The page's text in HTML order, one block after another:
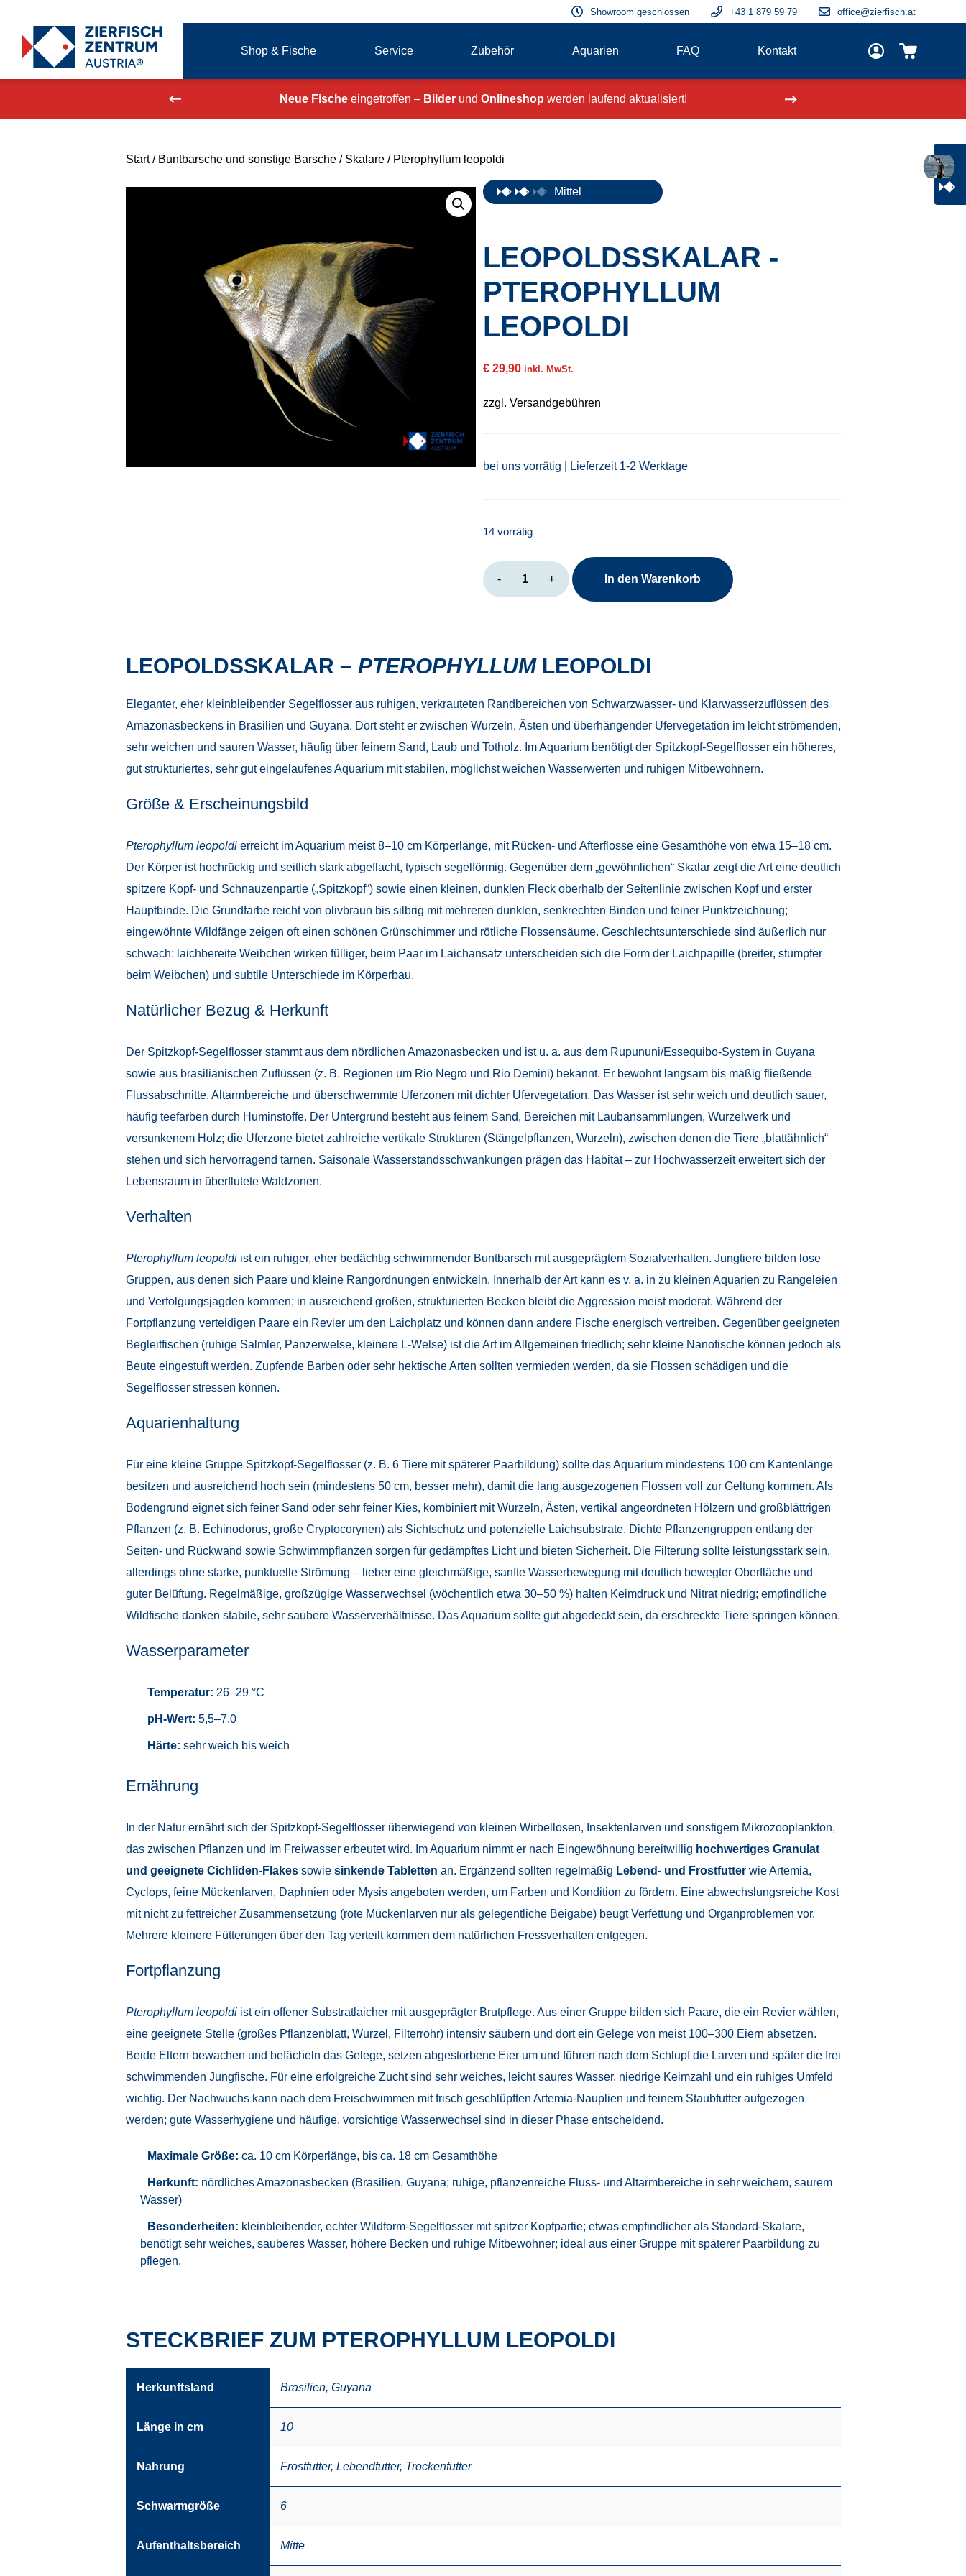
Zierfisch Aquarium Austria
Showroom geschlossen +43 1 879 59 79 office@zierfisch.at
Shop & Fische Service Zubehör Aquarien FAQ Kontakt
Neue Fischeeingetroffen – Bilderund Onlineshop werden laufend aktualisiert!
Start/ Buntbarsche und sonstige Barsche/ Skalare/ Pterophyllum leopoldi
Mittel
LEOPOLDSSKALAR -
PTEROPHYLLUM
LEOPOLDI
€ 29,90 inkl. MwSt.
zzgl. Versandgebühren
bei uns vorrätig | Lieferzeit 1-2 Werktage
14 vorrätig
-
Pterophyllum
leopoldi
+ In den Warenkorb
LEOPOLDSSKALAR – PTEROPHYLLUMLEOPOLDI
Eleganter, eher kleinbleibender Segelflosser aus ruhigen, verkrauteten Randbereichen von Schwarzwasser- und Klarwasserzuflüssen des
Amazonasbeckens in Brasilien und Guyana. Dort steht er zwischen Wurzeln, Ästen und überhängender Ufervegetation im leicht strömenden,
sehr weichen und sauren Wasser, häufig über feinem Sand, Laub und Totholz. Im Aquarium benötigt der Spitzkopf-Segelflosser ein höheres,
gut strukturiertes, sehr gut eingelaufenes Aquarium mit stabilen, möglichst weichen Wasserwerten und ruhigen Mitbewohnern.
Größe & Erscheinungsbild
Pterophyllum leopoldierreicht im Aquarium meist 8–10 cm Körperlänge, mit Rücken- und Afterflosse eine Gesamthöhe von etwa 15–18 cm.
Der Körper ist hochrückig und seitlich stark abgeflacht, typisch segelförmig. Gegenüber dem „gewöhnlichen“ Skalar zeigt die Art eine deutlich
spitzere Kopf- und Schnauzenpartie („Spitzkopf“) sowie einen kleinen, dunklen Fleck oberhalb der Seitenlinie zwischen Kopf und erster
Hauptbinde. Die Grundfarbe reicht von olivbraun bis silbrig mit mehreren dunklen, senkrechten Binden und feiner Punktzeichnung;
eingewöhnte Wildfänge zeigen oft einen schönen Grünschimmer und rötliche Flossensäume. Geschlechtsunterschiede sind äußerlich nur
schwach: laichbereite Weibchen wirken fülliger, beim Paar im Laichansatz unterscheiden sich die Form der Laichpapille (breiter, stumpfer
beim Weibchen) und subtile Unterschiede im Körperbau.
Natürlicher Bezug & Herkunft
Der Spitzkopf-Segelflosser stammt aus dem nördlichen Amazonasbecken und ist u. a. aus dem Rupununi/Essequibo-System in Guyana
sowie aus brasilianischen Zuflüssen (z. B. Regionen um Rio Negro und Rio Demini) bekannt. Er bewohnt langsam bis mäßig fließende
Flussabschnitte, Altarmbereiche und überschwemmte Uferzonen mit dichter Ufervegetation. Das Wasser ist sehr weich und deutlich sauer,
häufig tee­farben durch Huminstoffe. Der Untergrund besteht aus feinem Sand, Bereichen mit Laubansammlungen, Wurzelwerk und
versunkenem Holz; die Uferzone bietet zahlreiche vertikale Strukturen (Stängelpflanzen, Wurzeln), zwischen denen die Tiere „blattähnlich“
stehen und sich hervorragend tarnen. Saisonale Wasserstandsschwankungen prägen das Habitat – zur Hochwasserzeit erweitert sich der
Lebensraum in überflutete Waldzonen.
Verhalten
Pterophyllum leopoldiist ein ruhiger, eher bedächtig schwimmender Buntbarsch mit ausgeprägtem Sozialverhalten. Jungtiere bilden lose
Gruppen, aus denen sich Paare und kleine Rangordnungen entwickeln. Innerhalb der Art kann es v. a. in zu kleinen Aquarien zu Rangeleien
und Verfolgungsjagden kommen; in ausreichend großen, strukturierten Becken bleibt die Aggression meist moderat. Während der
Fortpflanzung verteidigen Paare ein Revier um den Laichplatz und können dann andere Fische energisch vertreiben. Gegenüber geeigneten
Begleitfischen (ruhige Salmler, Panzerwelse, kleinere L-Welse) ist die Art im Allgemeinen friedlich; sehr kleine Nanofische können jedoch als
Beute eingestuft werden. Zupfende Barben oder sehr hektische Arten sollten vermieden werden, da sie Flossen schädigen und die
Segelflosser stressen können.
Aquarienhaltung
Für eine kleine Gruppe Spitzkopf-Segelflosser (z. B. 6 Tiere mit späterer Paarbildung) sollte das Aquarium mindestens 100 cm Kantenlänge
besitzen und ausreichend hoch sein (mindestens 50 cm, besser mehr), damit die lang ausgezogenen Flossen voll zur Geltung kommen. Als
Bodengrund eignet sich feiner Sand oder sehr feiner Kies, kombiniert mit Wurzeln, Ästen, vertikal angeordneten Hölzern und großblättrigen
Pflanzen (z. B. Echinodorus, große Cryptocorynen) als Sichtschutz und potenzielle Laichsubstrate. Dichte Pflanzengruppen entlang der
Seiten- und Rückwand sowie Schwimmpflanzen sorgen für gedämpftes Licht und bieten Sicherheit. Die Filterung sollte leistungsstark sein,
allerdings ohne starke, punktuelle Strömung – lieber eine gleichmäßige, sanfte Wasserbewegung mit deutlich bewegter Oberfläche und
guter Belüftung. Regelmäßige, großzügige Wasserwechsel (wöchentlich etwa 30–50 %) halten Keimdruck und Nitrat niedrig; empfindliche
Wildfische danken stabile, sehr saubere Wasserverhältnisse. Das Aquarium sollte gut abgedeckt sein, da erschreckte Tiere springen können.
Wasserparameter
Temperatur: 26–29 °C
pH-Wert: 5,5–7,0
Härte: sehr weich bis weich
Ernährung
In der Natur ernährt sich der Spitzkopf-Segelflosser überwiegend von kleinen Wirbellosen, Insektenlarven und sonstigem Mikrozooplankton,
das zwischen Pflanzen und im Freiwasser erbeutet wird. Im Aquarium nimmt er nach Eingewöhnung bereitwillig hochwertiges Granulat
und geeignete Cichliden-Flakessowie sinkende Tabletten an. Ergänzend sollten regelmäßig Lebend- und Frostfutterwie Artemia,
Cyclops, feine Mückenlarven, Daphnien oder Mysis angeboten werden, um Farben und Kondition zu fördern. Eine abwechslungsreiche Kost
mit nicht zu fettreicher Zusammensetzung (rote Mückenlarven nur als gelegentliche Beigabe) beugt Verfettung und Organproblemen vor.
Mehrere kleinere Fütterungen über den Tag verteilt kommen dem natürlichen Fressverhalten entgegen.
Fortpflanzung
Pterophyllum leopoldiist ein offener Substratlaicher mit ausgeprägter Brutpflege. Aus einer Gruppe bilden sich Paare, die ein Revier wählen,
eine geeignete Stelle (großes Pflanzenblatt, Wurzel, Filterrohr) intensiv säubern und dort ein Gelege von meist 100–300 Eiern absetzen.
Beide Eltern bewachen und befächeln das Gelege, setzen abgestorbene Eier um und führen nach dem Schlupf die Larven und später die frei
schwimmenden Jungfische. Für eine erfolgreiche Zucht sind sehr weiches, leicht saures Wasser, niedrige Keimzahl und ein ruhiges Umfeld
wichtig. Der Nachwuchs kann nach dem Freischwimmen mit frisch geschlüpften Artemia-Nauplien und feinem Staubfutter aufgezogen
werden; gute Wasserhygiene und häufige, vorsichtige Wasserwechsel sind in dieser Phase entscheidend.
Maximale Größe: ca. 10 cm Körperlänge, bis ca. 18 cm Gesamthöhe
Herkunft: nördliches Amazonasbecken (Brasilien, Guyana; ruhige, pflanzenreiche Fluss- und Altarmbereiche in sehr weichem, saurem
Wasser)
Besonderheiten: kleinbleibender, echter Wildform-Segelflosser mit spitzer Kopfpartie; etwas empfindlicher als Standard-Skalare,
benötigt sehr weiches, sauberes Wasser, höhere Becken und ruhige Mitbewohner; ideal aus einer Gruppe mit späterer Paarbildung zu
pflegen.
STECKBRIEF ZUM PTEROPHYLLUM LEOPOLDI
Herkunftsland Brasilien, Guyana
Länge in cm 10
Nahrung Frostfutter, Lebendfutter, Trockenfutter
Schwarmgröße 6
Aufenthaltsbereich Mitte